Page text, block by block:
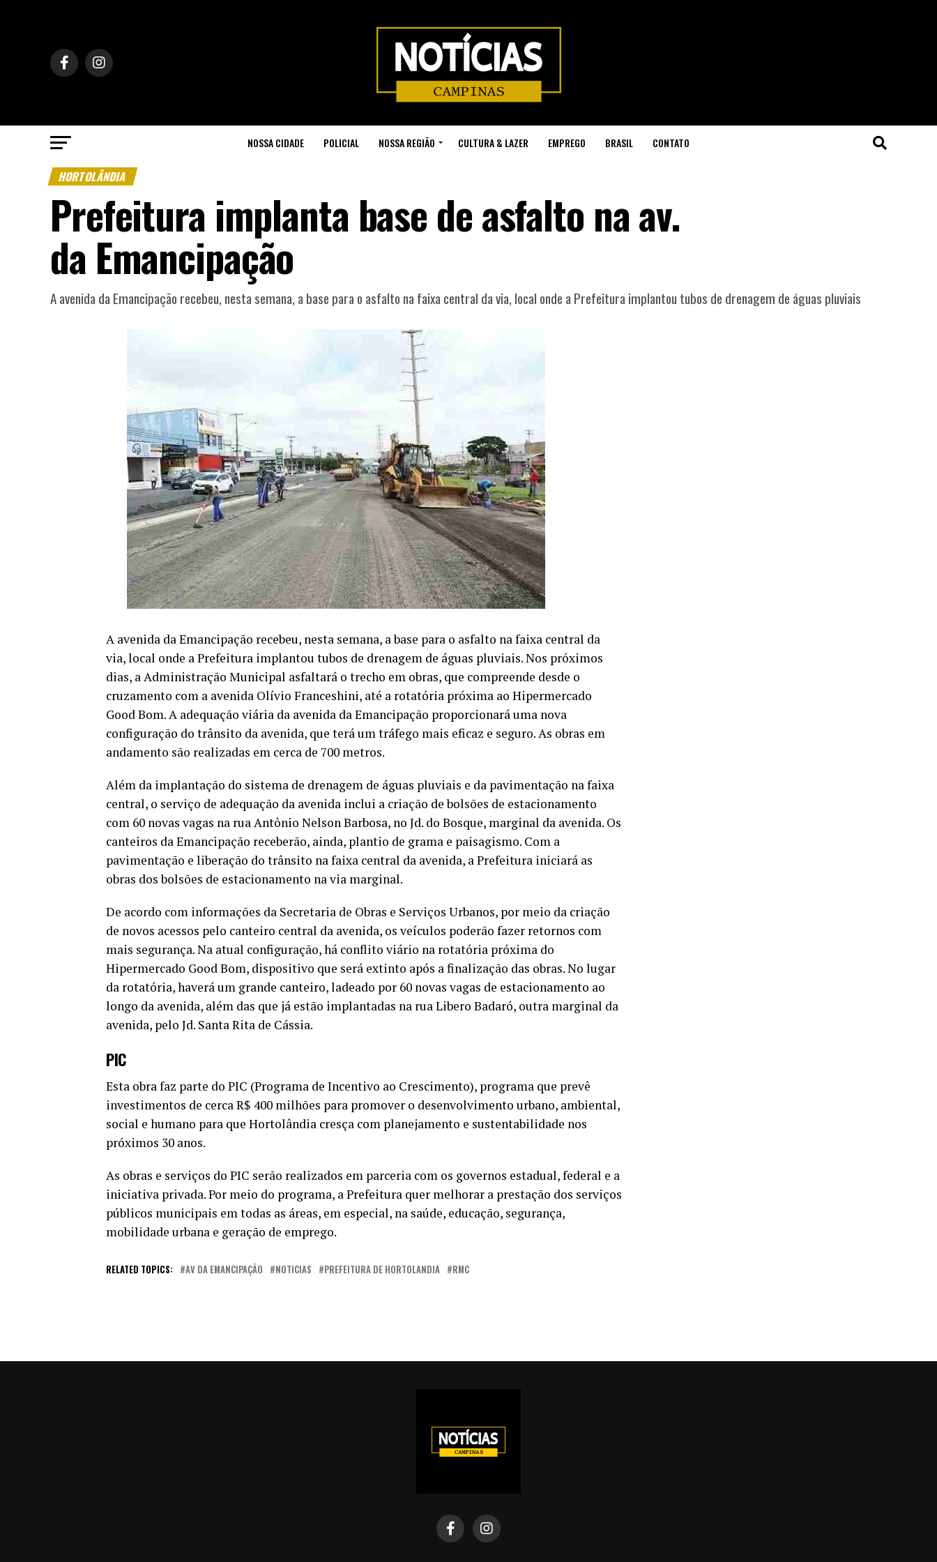
NOSSA CIDADE POLICIAL NOSSA REGIÃO CULTURA & LAZER EMPREGO BRASIL CONTATO
HORTOLÂNDIA
Prefeitura implanta base de asfalto na av.
da Emancipação
A avenida da Emancipação recebeu, nesta semana, a base para o asfalto na faixa central da via, local onde a Prefeitura implantou tubos de drenagem de águas pluviais
A avenida da Emancipação recebeu, nesta semana, a base para o asfalto na faixa central da
via, local onde a Prefeitura implantou tubos de drenagem de águas pluviais. Nos próximos
dias, a Administração Municipal asfaltará o trecho em obras, que compreende desde o
cruzamento com a avenida Olívio Franceshini, até a rotatória próxima ao Hipermercado
Good Bom. A adequação viária da avenida da Emancipação proporcionará uma nova
configuração do trânsito da avenida, que terá um tráfego mais eficaz e seguro. As obras em
andamento são realizadas em cerca de 700 metros.
Além da implantação do sistema de drenagem de águas pluviais e da pavimentação na faixa
central, o serviço de adequação da avenida inclui a criação de bolsões de estacionamento
com 60 novas vagas na rua Antônio Nelson Barbosa, no Jd. do Bosque, marginal da avenida. Os
canteiros da Emancipação receberão, ainda, plantio de grama e paisagismo. Com a
pavimentação e liberação do trânsito na faixa central da avenida, a Prefeitura iniciará as
obras dos bolsões de estacionamento na via marginal.
De acordo com informações da Secretaria de Obras e Serviços Urbanos, por meio da criação
de novos acessos pelo canteiro central da avenida, os veículos poderão fazer retornos com
mais segurança. Na atual configuração, há conflito viário na rotatória próxima do
Hipermercado Good Bom, dispositivo que será extinto após a finalização das obras. No lugar
da rotatória, haverá um grande canteiro, ladeado por 60 novas vagas de estacionamento ao
longo da avenida, além das que já estão implantadas na rua Libero Badaró, outra marginal da
avenida, pelo Jd. Santa Rita de Cássia.
PIC
Esta obra faz parte do PIC (Programa de Incentivo ao Crescimento), programa que prevê
investimentos de cerca R$ 400 milhões para promover o desenvolvimento urbano, ambiental,
social e humano para que Hortolândia cresça com planejamento e sustentabilidade nos
próximos 30 anos.
As obras e serviços do PIC serão realizados em parceria com os governos estadual, federal e a
iniciativa privada. Por meio do programa, a Prefeitura quer melhorar a prestação dos serviços
públicos municipais em todas as áreas, em especial, na saúde, educação, segurança,
mobilidade urbana e geração de emprego.
RELATED TOPICS: AV DA EMANCIPAÇÃO NOTICIAS PREFEITURA DE HORTOLANDIA RMC